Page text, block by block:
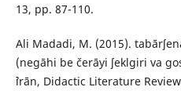
13, pp. 87-110.
Ali Madadi, M. (2015).
(negāhi be čerāyi ʃeklgiri va
ˀirān, Didactic Literature